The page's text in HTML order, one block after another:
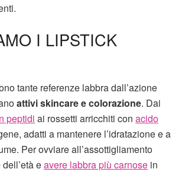
I LIPSTICK
tante referenze labbra dall’azione
attivi skincare e colorazione. Dai
peptidi ai rossetti arricchiti con acido
adatti a mantenere l’idratazione e a
Per ovviare all’assottigliamento
eavere labbra più carnose in